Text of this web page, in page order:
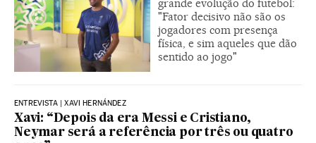
grande evolução do futebol:
"Fator decisivo não são os
jogadores com presença
física, e sim aqueles que dão
sentido ao jogo"
ENTREVISTA | XAVI HERNÁNDEZ
Xavi: “Depois da era Messi e Cristiano,
Neymar será a referência por três ou quatro